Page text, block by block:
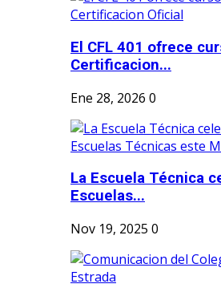
El CFL 401 ofrece
Certificacion...
Ene 28, 2026 0
La Escuela Técnica
Escuelas...
Nov 19, 2025 0